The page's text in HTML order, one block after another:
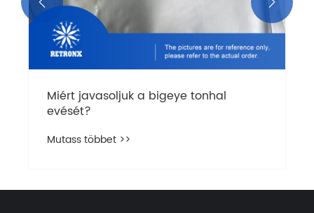
Miért javasoljuk a bigeye tonhal
evését?
Mutass többet >>